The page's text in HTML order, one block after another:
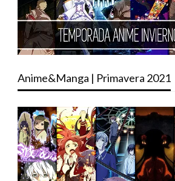
Anime&Manga | Primavera 2021